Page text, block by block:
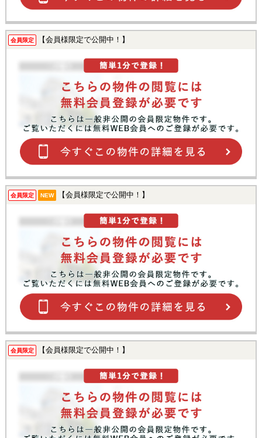
会員限定 【会員様限定で公開中！】
会員限定 NEW 【会員様限定で公開中！】
会員限定 【会員様限定で公開中！】